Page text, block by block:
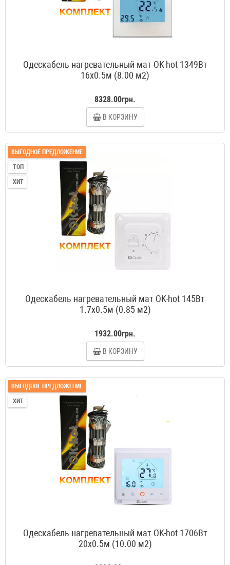
Одескабель нагревательный мат OK-hot 1349Вт
16x0.5м (8.00 м2)
8328.00грн.
В КОРЗИНУ
ВЫГОДНОЕ ПРЕДЛОЖЕНИЕ
ТОП
ХИТ
Одескабель нагревательный мат OK-hot 145Вт
1.7x0.5м (0.85 м2)
1932.00грн.
В КОРЗИНУ
ВЫГОДНОЕ ПРЕДЛОЖЕНИЕ
ХИТ
Одескабель нагревательный мат OK-hot 1706Вт
20x0.5м (10.00 м2)